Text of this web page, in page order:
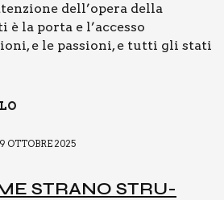
dell’opera della
è la porta e l’accesso
e le passioni, e tutti gli stati
9 OTTOBRE 2025
STRA­NO STRU­